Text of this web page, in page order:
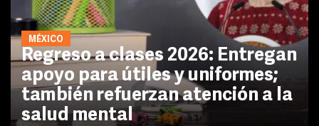
MÉXICO
Regreso a clases 2026: Entregan
apoyo para útiles y uniformes;
también refuerzan atención a la
salud mental